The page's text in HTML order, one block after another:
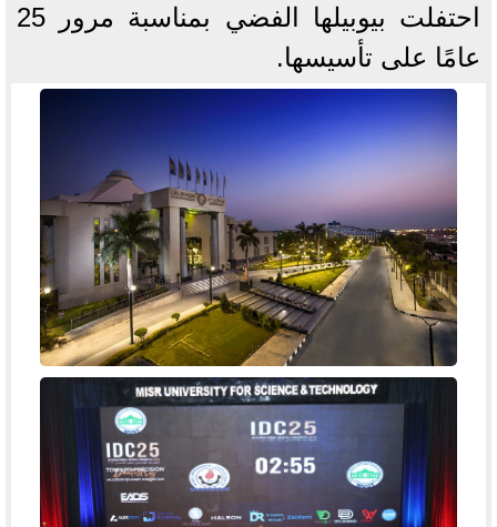
احتفلت بيوبيلها الفضي بمناسبة مرور 25
عامًا على تأسيسها.